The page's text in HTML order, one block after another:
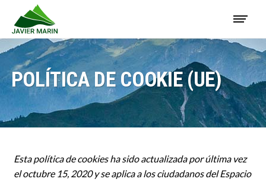
POLÍTICA DE COOKIE (UE)
Esta política de cookies ha sido actualizada por última vez
el octubre 15, 2020 y se aplica a los ciudadanos del Espacio